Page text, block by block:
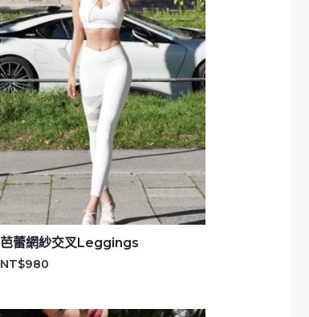
芭蕾網紗交叉Leggings
NT$980